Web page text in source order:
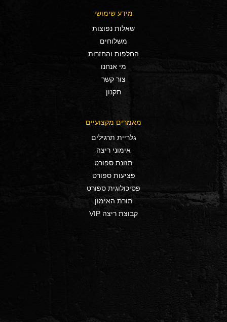
מידע שימושי
שאלות נפוצות
משלוחים
החלפות והחזרות
מי אנחנו
צור קשר
תקנון
מאמרים מקצועיים
גלריית תרגילים
אימוני ריצה
תזונת ספורט
פציעות ספורט
פסיכולוגית ספורט
תורת האימון
קבוצת ריצה VIP